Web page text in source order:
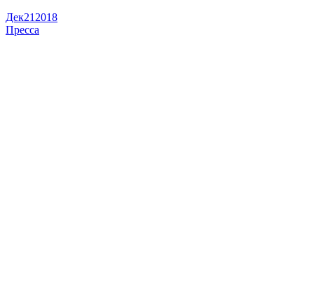
Дек21 2018
Пресса